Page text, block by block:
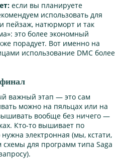
если вы планируете
использовать для
пейзаж, натюрморт и так
это более экономный
порадует. Вот именно на
использование DMC более
важный этап — это сам
можно на пяльцах или на
вообще без ничего —
Кто-то вышивает по
электронная (мы, кстати,
схемы для программ типа Saga